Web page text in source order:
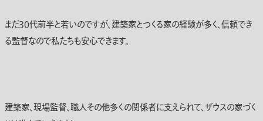
まだ30代前半と若いのですが、建築家とつくる家の経験が多く、信頼でき
る監督なので私たちも安心できます。
建築家、現場監督、職人その他多くの関係者に支えられて、ザウスの家づく